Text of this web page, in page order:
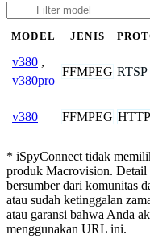
MODEL JENIS
v380 ,
v380pro
FFMPEG RTSP
v380 FFMPEG HTTP
* iSpyConnect tidak
produk Macrovision. Detail
bersumber dari komunitas
atau sudah ketinggalan
atau garansi bahwa Anda
menggunakan URL ini.